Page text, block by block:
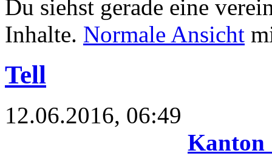
Du siehst gerade eine
Inhalte. Normale Ansicht
Tell
12.06.2016, 06:49
Kanton